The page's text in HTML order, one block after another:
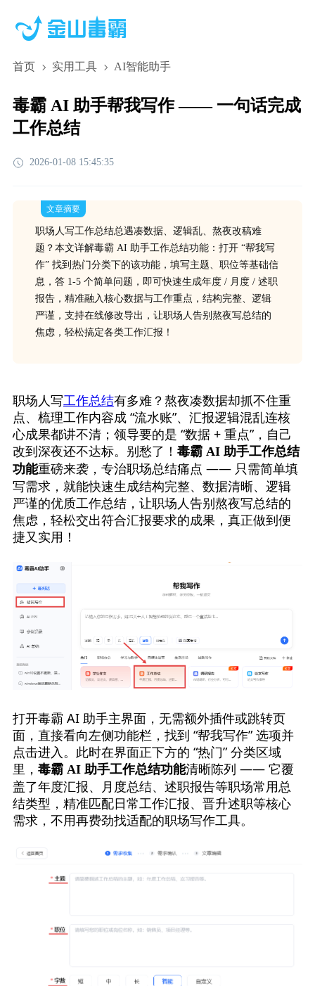
首页 实用工具 AI智能助手
毒霸 AI 助手帮我写作 —— 一句话完成
工作总结
2026-01-08 15:45:35
文章摘要
职场人写工作总结总遇凑数据、逻辑乱、熬夜改稿难
题？本文详解毒霸 AI 助手工作总结功能：打开 “帮我写
作” 找到热门分类下的该功能，填写主题、职位等基础信
息，答 1-5 个简单问题，即可快速生成年度 / 月度 / 述职
报告，精准融入核心数据与工作重点，结构完整、逻辑
严谨，支持在线修改导出，让职场人告别熬夜写总结的
焦虑，轻松搞定各类工作汇报！
职场人写工作总结有多难？熬夜凑数据却抓不住重
点、梳理工作内容成 “流水账”、汇报逻辑混乱连核
心成果都讲不清；领导要的是 “数据 + 重点”，自己
改到深夜还不达标。别愁了！ 毒霸 AI 助手工作总结
功能重磅来袭，专治职场总结痛点 —— 只需简单填
写需求，就能快速生成结构完整、数据清晰、逻辑
严谨的优质工作总结，让职场人告别熬夜写总结的
焦虑，轻松交出符合汇报要求的成果，真正做到便
捷又实用！
打开毒霸 AI 助手主界面，无需额外插件或跳转页
面，直接看向左侧功能栏，找到 “帮我写作” 选项并
点击进入。此时在界面正下方的 “热门” 分类区域
里， 毒霸 AI 助手工作总结功能清晰陈列 —— 它覆
盖了年度汇报、月度总结、述职报告等职场常用总
结类型，精准匹配日常工作汇报、晋升述职等核心
需求，不用再费劲找适配的职场写作工具。